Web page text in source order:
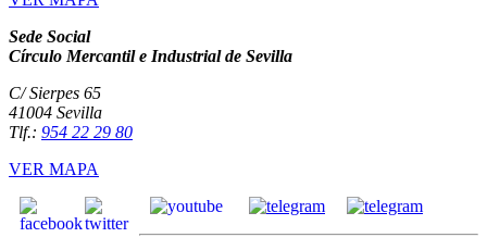
Sede Social
Círculo Mercantil e Industrial de Sevilla
C/ Sierpes 65
41004 Sevilla
Tlf.: 954 22 29 80
VER MAPA